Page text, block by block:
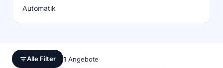
Automatik
Alle Filter 1 Angebote